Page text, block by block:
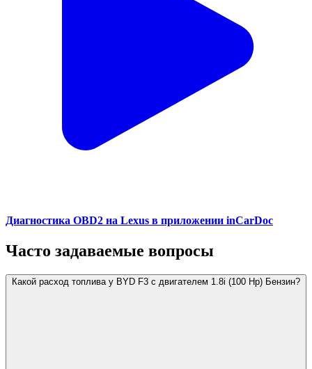
Диагностика OBD2 на Lexus в приложении inCarDoc
Часто задаваемые вопросы
Какой расход топлива у BYD F3 с двигателем 1.8i (100 Hp) Бензин?